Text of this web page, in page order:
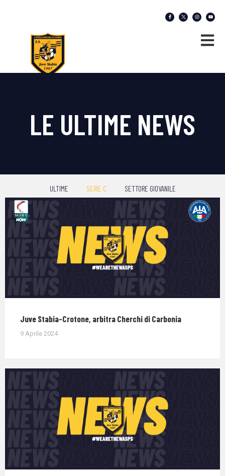
LE ULTIME NEWS
ULTIME SERIE C SETTORE GIOVANILE
Juve Stabia-Crotone, arbitra Cherchi di Carbonia
9 Aprile 2024